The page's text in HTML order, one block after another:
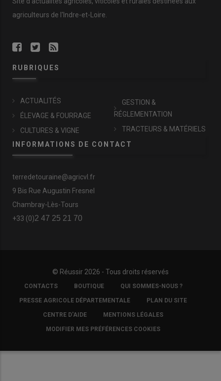
agriculteurs de l'Indre-et-Loire.
RUBRIQUES
ACTUALITÉS
ÉLEVAGE & FOURRAGE
CULTURES & VIGNE
GESTION &
RÉGLEMENTATION
TRACTEURS & MATÉRIELS
INFORMATIONS DE CONTACT
terredetouraine@agricvl.fr
9 Bis Rue Augustin Fresnel
Chambray-Lès-Tours
+33 (0)2 47 25 21 70
© Réussir 2026 - Tous droits réservés
FOOTER
COPYRIGHT
CONTACTS BOUTIQUE QUI SOMMES-NOUS ?
PRESSE AGRICOLE DÉPARTEMENTALE PLAN DU SITE
CENTRE D'AIDE MENTIONS LÉGALES
MODIFIER MES PRÉFÉRENCES COOKIES